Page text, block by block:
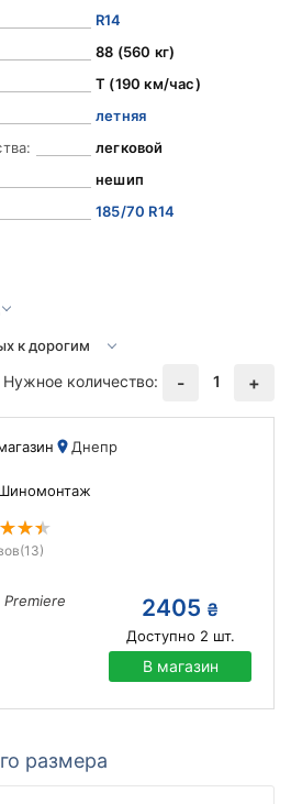
R14
88 (560 кг)
T (190 км/час)
летняя
легковой
нешип
185/70 R14
Нужное количество:
- 1 +
Днепр
(13)
2405 ₴
Доступно 2 шт.
В магазин
размера